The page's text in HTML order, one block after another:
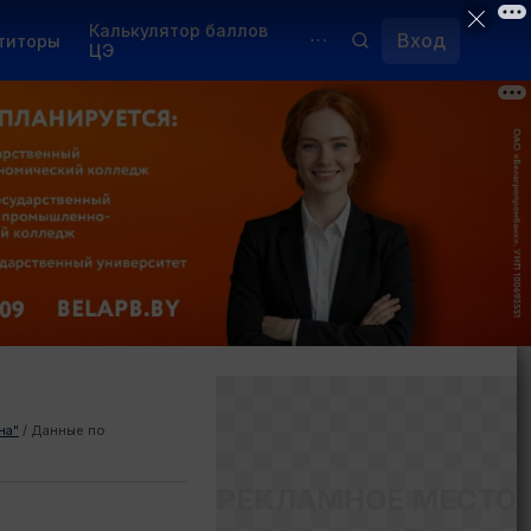
Калькулятор баллов
ЦЭ
Курсы
Переподготовка
Вход
/ Данные по